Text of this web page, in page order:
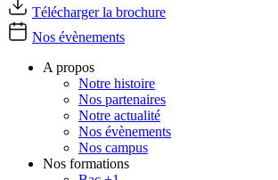
Télécharger la brochure
Nos évènements
A propos
Notre histoire
Nos partenaires
Notre actualité
Nos évènements
Nos campus
Nos formations